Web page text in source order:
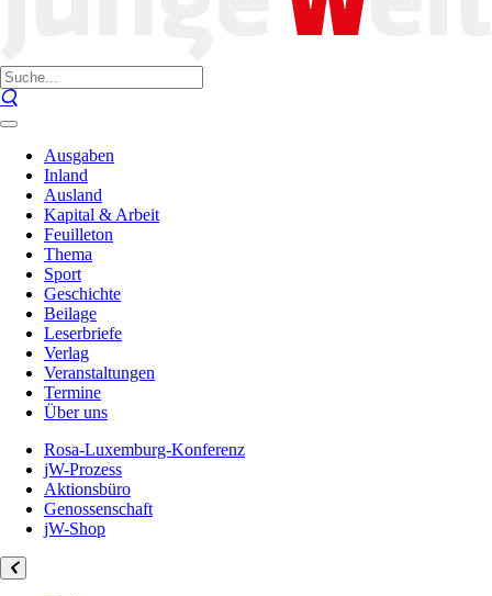
Ausgaben
Inland
Ausland
Kapital & Arbeit
Feuilleton
Thema
Sport
Geschichte
Beilage
Leserbriefe
Verlag
Veranstaltungen
Termine
Über uns
Rosa-Luxemburg-Konferenz
jW-Prozess
Aktionsbüro
Genossenschaft
jW-Shop